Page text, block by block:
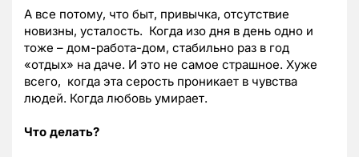
А все потому, что быт, привычка, отсутствие
новизны, усталость. Когда изо дня в день одно и
тоже – дом-работа-дом, стабильно раз в год
«отдых» на даче. И это не самое страшное. Хуже
всего, когда эта серость проникает в чувства
людей. Когда любовь умирает.
Что делать?